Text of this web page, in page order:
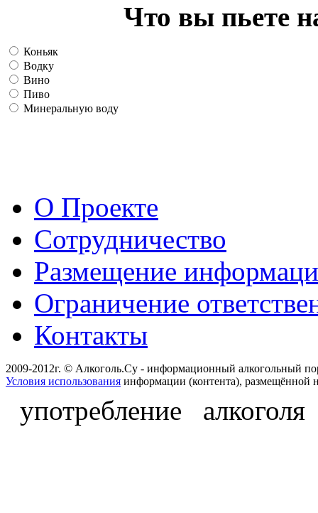
Что вы пьете
Коньяк
Водку
Вино
Пиво
Минеральную воду
О Проекте
Сотрудничество
Размещение
Ограничение
Контакты
2009-2012г. © Алкоголь.Су - информационный алкогольный
Условия использования информации (контента), размещённой
употребление